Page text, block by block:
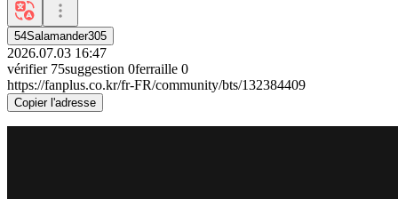
54Salamander305
2026.07.03 16:47
vérifier 75suggestion 0ferraille 0
https://fanplus.co.kr/fr-FR/community/bts/132384409
Copier l'adresse